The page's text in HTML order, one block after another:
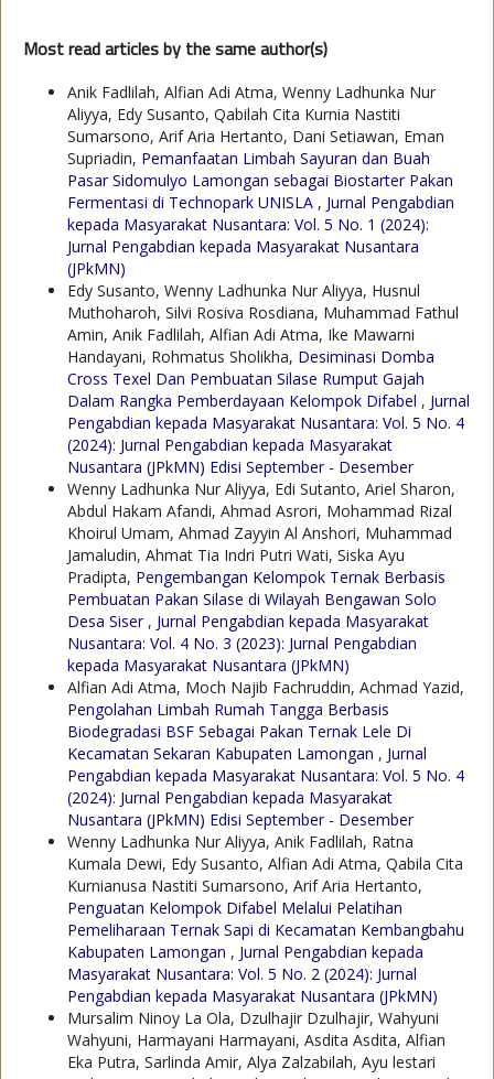
Most read articles by the same author(s)
Anik Fadlilah, Alfian Adi Atma, Wenny Ladhunka Nur
Aliyya, Edy Susanto, Qabilah Cita Kurnia Nastiti
Sumarsono, Arif Aria Hertanto, Dani Setiawan, Eman
Supriadin, Pemanfaatan Limbah Sayuran dan Buah
Pasar Sidomulyo Lamongan sebagai Biostarter Pakan
Fermentasi di Technopark UNISLA , Jurnal Pengabdian
kepada Masyarakat Nusantara: Vol. 5 No. 1 (2024):
Jurnal Pengabdian kepada Masyarakat Nusantara
(JPkMN)
Edy Susanto, Wenny Ladhunka Nur Aliyya, Husnul
Muthoharoh, Silvi Rosiva Rosdiana, Muhammad Fathul
Amin, Anik Fadlilah, Alfian Adi Atma, Ike Mawarni
Handayani, Rohmatus Sholikha, Desiminasi Domba
Cross Texel Dan Pembuatan Silase Rumput Gajah
Dalam Rangka Pemberdayaan Kelompok Difabel , Jurnal
Pengabdian kepada Masyarakat Nusantara: Vol. 5 No. 4
(2024): Jurnal Pengabdian kepada Masyarakat
Nusantara (JPkMN) Edisi September - Desember
Wenny Ladhunka Nur Aliyya, Edi Sutanto, Ariel Sharon,
Abdul Hakam Afandi, Ahmad Asrori, Mohammad Rizal
Khoirul Umam, Ahmad Zayyin Al Anshori, Muhammad
Jamaludin, Ahmat Tia Indri Putri Wati, Siska Ayu
Pradipta, Pengembangan Kelompok Ternak Berbasis
Pembuatan Pakan Silase di Wilayah Bengawan Solo
Desa Siser , Jurnal Pengabdian kepada Masyarakat
Nusantara: Vol. 4 No. 3 (2023): Jurnal Pengabdian
kepada Masyarakat Nusantara (JPkMN)
Alfian Adi Atma, Moch Najib Fachruddin, Achmad Yazid,
Pengolahan Limbah Rumah Tangga Berbasis
Biodegradasi BSF Sebagai Pakan Ternak Lele Di
Kecamatan Sekaran Kabupaten Lamongan , Jurnal
Pengabdian kepada Masyarakat Nusantara: Vol. 5 No. 4
(2024): Jurnal Pengabdian kepada Masyarakat
Nusantara (JPkMN) Edisi September - Desember
Wenny Ladhunka Nur Aliyya, Anik Fadlilah, Ratna
Kumala Dewi, Edy Susanto, Alfian Adi Atma, Qabila Cita
Kurnianusa Nastiti Sumarsono, Arif Aria Hertanto,
Penguatan Kelompok Difabel Melalui Pelatihan
Pemeliharaan Ternak Sapi di Kecamatan Kembangbahu
Kabupaten Lamongan , Jurnal Pengabdian kepada
Masyarakat Nusantara: Vol. 5 No. 2 (2024): Jurnal
Pengabdian kepada Masyarakat Nusantara (JPkMN)
Mursalim Ninoy La Ola, Dzulhajir Dzulhajir, Wahyuni
Wahyuni, Harmayani Harmayani, Asdita Asdita, Alfian
Eka Putra, Sarlinda Amir, Alya Zalzabilah, Ayu lestari